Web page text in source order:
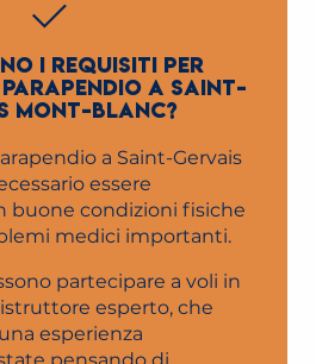
I REQUISITI PER
A SAINT-
MONT-BLANC?
a Saint-Gervais
essere
buone condizioni fisiche
medici importanti.
partecipare a voli in
esperto, che
esperienza